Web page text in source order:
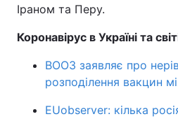
Тема оформлення
Іраном та Перу.
Коронавірус в Україні та
ВООЗ заявляє про
розподілення вакцин
EUobserver: кілька